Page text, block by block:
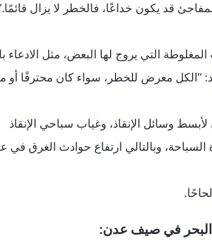
قد يكون خداعًا، فالخطر لا يزال
التي يروج لها البعض، مثل الادعاء
“الكل معرض للخطر، سواء كان محترفًا أو
وسائل الإنقاذ، وغياب سباحي الإنقاذ
وبالتالي ارتفاع حوادث الغرق في
البحر في صيف عدن: